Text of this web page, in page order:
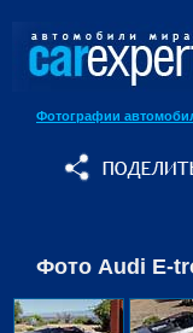
Фотографии
Фото Audi E-